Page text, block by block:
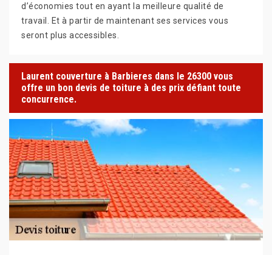
d’économies tout en ayant la meilleure qualité de
travail. Et à partir de maintenant ses services vous
seront plus accessibles.
Laurent couverture à Barbieres dans le 26300 vous
offre un bon devis de toiture à des prix défiant toute
concurrence.